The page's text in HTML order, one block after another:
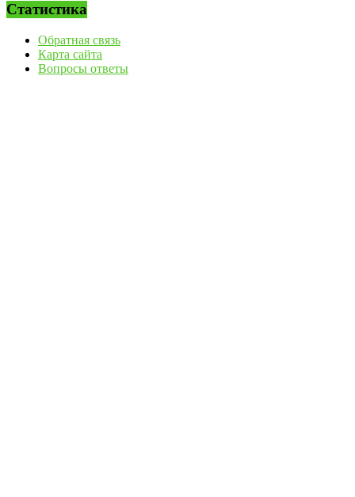
Статистика
Обратная связь
Карта сайта
Вопросы ответы